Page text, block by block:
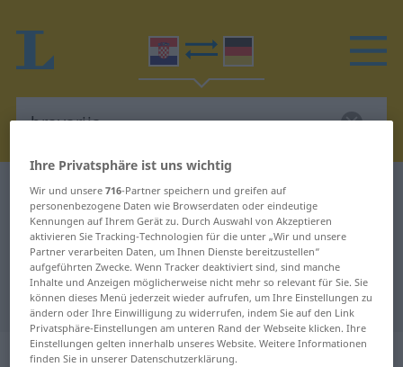
Kroatisch-Deutsch Wörterbuch bravarija
Kroatisch-Deutsch Übersetzung für
"bravarija"
"bravarija" Deutsch Übersetzung
„bravarija“
Ihre Privatsphäre ist uns wichtig
Wir und unsere716-Partner speichern und greifen auf
personenbezogene Daten wie Browserdaten oder eindeutige
Kennungen auf Ihrem Gerät zu. Durch Auswahl von Akzeptieren
aktivieren Sie Tracking-Technologien für die unter „Wir und unsere
Partner verarbeiten Daten, um Ihnen Dienste bereitzustellen“
aufgeführten Zwecke. Wenn Tracker deaktiviert sind, sind manche
Inhalte und Anzeigen möglicherweise nicht mehr so relevant für Sie. Sie
können dieses Menü jederzeit wieder aufrufen, um Ihre Einstellungen zu
ändern oder Ihre Einwilligung zu widerrufen, indem Sie auf den Link
Privatsphäre-Einstellungen am unteren Rand der Webseite klicken. Ihre
Einstellungen gelten innerhalb unseres Website. Weitere Informationen
finden Sie in unserer Datenschutzerklärung.